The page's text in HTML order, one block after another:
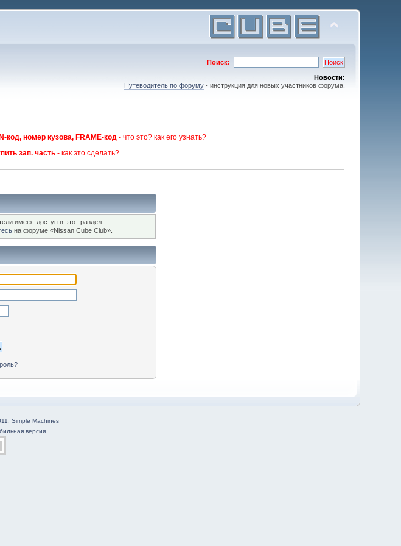
Поиск:
Новости:
Путеводитель по форуму- инструкция для новых участников форума.
код, номер кузова, FRAME-код - что это? как его узнать?
зап. часть - как это сделать?
имеют доступ в этот раздел.
на форуме «Nissan Cube Club».
Simple Machines
версия